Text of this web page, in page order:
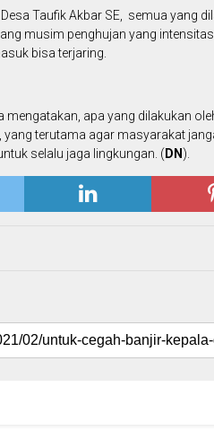
Taufik Akbar SE, semua yang
musim penghujan yang
bisa terjaring.
mengatakan, apa yang dilakukan
terutama agar masyarakat
selalu jaga lingkungan. ( DN ).